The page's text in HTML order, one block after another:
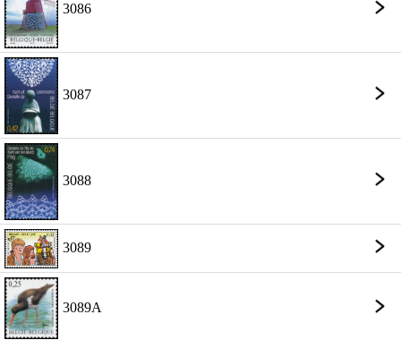
3086
3087
3088
3089
3089A